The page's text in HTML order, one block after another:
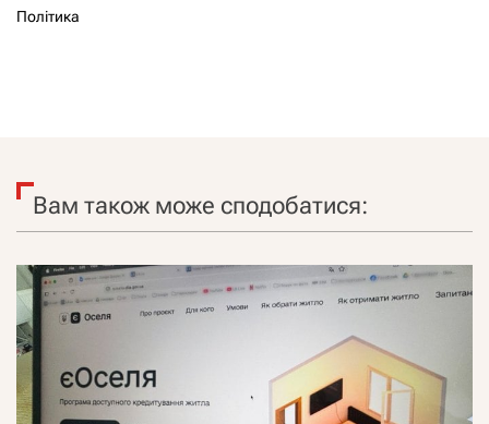
Політика
Вам також може сподобатися: